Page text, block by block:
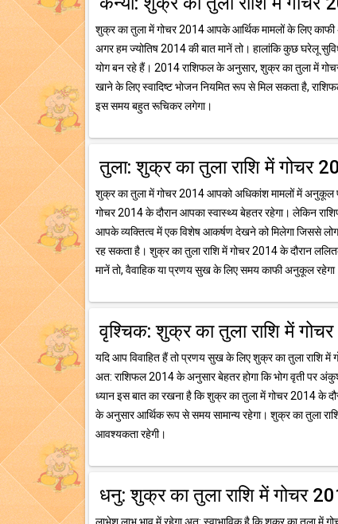
शुक्र का तुला में गोचर 2014 आपके आर्थिक मामलों के लिए
अगर हम ज्योतिष 2014 की बात मानें तो। हालांकि कुछ घरेलू
योग बन रहे हैं। 2014 राशिफल के अनुसार, शुक्र का तुला में
खाने के लिए स्वादिष्ट भोजन नियमित रूप से मिल सकता है,
इस समय बहुत रूचिकर लगेगा।
तुला: शुक्र का तुला राशि में गोचर
शुक्र का तुला में गोचर 2014 आपको अधिकांश मामलों में अनुकूल
गोचर 2014 के दौरान आपका स्वास्थ्य बेहतर रहेगा। लेकिन
आपके व्यक्तित्व में एक विशेष आकर्षण देखने को मिलेगा जिससे
रह सकता है। शुक्र का तुला राशि में गोचर 2014 के दौरान
मानें तो, वैवाहिक या प्रणय सुख के लिए समय काफी अनुकूल
वृश्चिक: शुक्र का तुला राशि में
यदि आप विवाहित हैं तो प्रणय सुख के लिए शुक्र का तुला राशि
अत: राशिफल 2014 के अनुसार बेहतर होगा कि भोग वृती पर
ध्यान इस बात का रखना है कि शुक्र का तुला में गोचर 2014 के
के अनुसार आर्थिक रूप से समय सामान्य रहेगा। शुक्र का तुला
आवश्यकता रहेगी।
धनु: शुक्र का तुला राशि में गोचर